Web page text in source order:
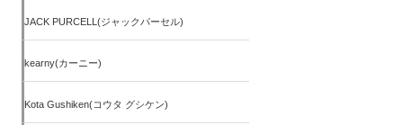
JACK PURCELL(ジャックパーセル)
kearny(カーニー)
Kota Gushiken(コウタ グシケン)